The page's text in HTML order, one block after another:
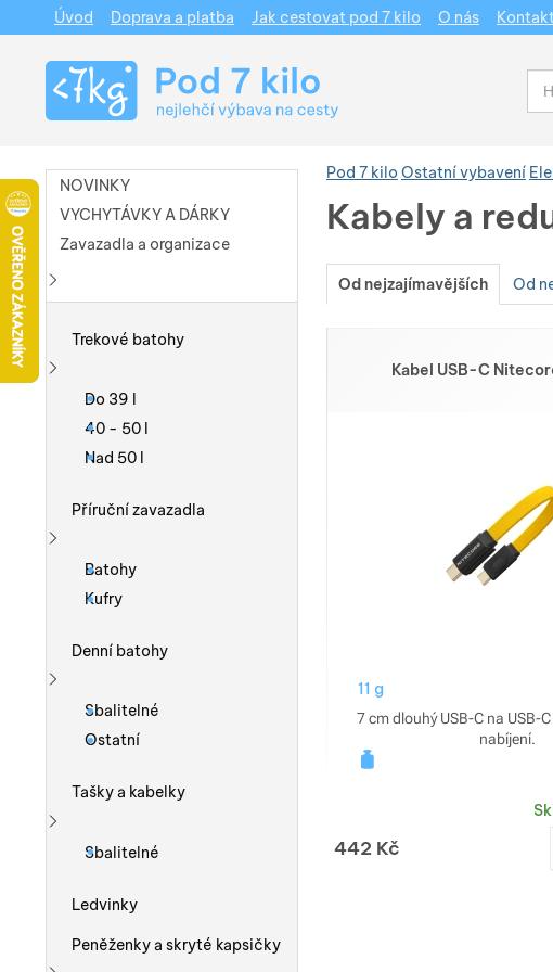
Pod 7 kilo Ostatní vybavení
Kabely a
Od nejzajímavějších Od
Produkty
Kabel USB-C
11 g
7 cm dlouhý USB-C na USB-
nabíjení.
442 Kč
NOVINKY
VYCHYTÁVKY A DÁRKY
Zavazadla a organizace
Trekové batohy
Zobrazit více
Do 39 l
40 - 50 l
Nad 50 l
Příruční zavazadla
Zobrazit více
Batohy
Kufry
Denní batohy
Zobrazit více
Sbalitelné
Ostatní
Tašky a kabelky
Zobrazit více
Sbalitelné
Ledvinky
Peněženky a skryté kapsičky
Navigace
Úvod Doprava a platba Jak cestovat pod 7 kilo O nás